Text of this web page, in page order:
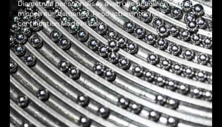
Diamètres personnalisés avec une précision de 0,25
micron sur demande. Production interne et
certification Made in Italy.